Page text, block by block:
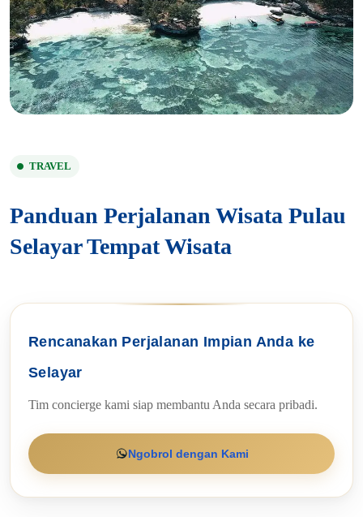
TRAVEL
Panduan Perjalanan Wisata Pulau
Selayar Tempat Wisata
Rencanakan Perjalanan Impian Anda ke
Selayar
Tim concierge kami siap membantu Anda secara pribadi.
Ngobrol dengan Kami